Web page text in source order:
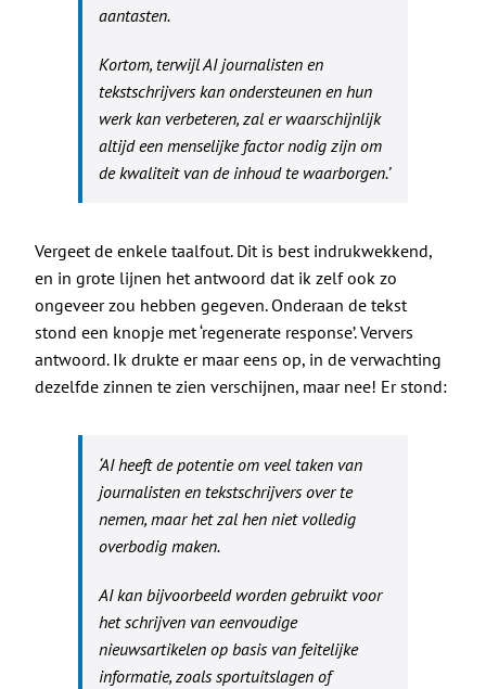
aantasten.
Kortom, terwijl AI journalisten en
tekstschrijvers kan ondersteunen en hun
werk kan verbeteren, zal er waarschijnlijk
altijd een menselijke factor nodig zijn om
de kwaliteit van de inhoud te waarborgen.’
Vergeet de enkele taalfout. Dit is best indrukwekkend,
en in grote lijnen het antwoord dat ik zelf ook zo
ongeveer zou hebben gegeven. Onderaan de tekst
stond een knopje met ‘regenerate response’. Ververs
antwoord. Ik drukte er maar eens op, in de verwachting
dezelfde zinnen te zien verschijnen, maar nee! Er stond:
‘AI heeft de potentie om veel taken van
journalisten en tekstschrijvers over te
nemen, maar het zal hen niet volledig
overbodig maken.
AI kan bijvoorbeeld worden gebruikt voor
het schrijven van eenvoudige
nieuwsartikelen op basis van feitelijke
informatie, zoals sportuitslagen of